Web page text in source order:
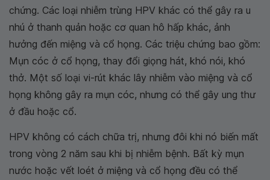
chứng. Các loại nhiễm trùng HPV khác có thể gây ra u
nhú ở thanh quản hoặc cơ quan hô hấp khác, ảnh
hưởng đến miệng và cổ họng. Các triệu chứng bao gồm:
Mụn cóc ở cổ họng, thay đổi giọng hát, khó nói, khó
thở. Một số loại vi-rút khác lây nhiễm vào miệng và cổ
họng không gây ra mụn cóc, nhưng có thể gây ung thư
ở đầu hoặc cổ.
HPV không có cách chữa trị, nhưng đôi khi nó biến mất
trong vòng 2 năm sau khi bị nhiễm bệnh. Bất kỳ mụn
nước hoặc vết loét ở miệng và cổ họng đều có thể